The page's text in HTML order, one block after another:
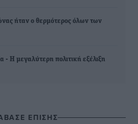
ήταν ο θερμότερος όλων των
- Η μεγαλύτερη πολιτική εξέλιξη
ΕΠΙΣΗΣ